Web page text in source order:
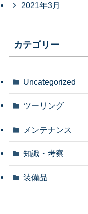
2021年3月
カテゴリー
Uncategorized
ツーリング
メンテナンス
知識・考察
装備品